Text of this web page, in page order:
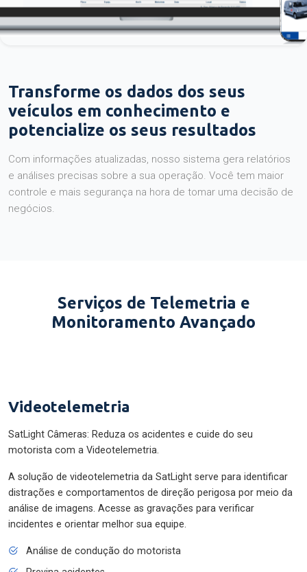
Transforme os dados dos seus
veículos em conhecimento e
potencialize os seus resultados
Com informações atualizadas, nosso sistema gera relatórios
e análises precisas sobre a sua operação. Você tem maior
controle e mais segurança na hora de tomar uma decisão de
negócios.
Serviços de Telemetria e
Monitoramento Avançado
Videotelemetria
SatLight Câmeras: Reduza os acidentes e cuide do seu
motorista com a Videotelemetria.
A solução de videotelemetria da SatLight serve para identificar
distrações e comportamentos de direção perigosa por meio da
análise de imagens. Acesse as gravações para verificar
incidentes e orientar melhor sua equipe.
Análise de condução do motorista